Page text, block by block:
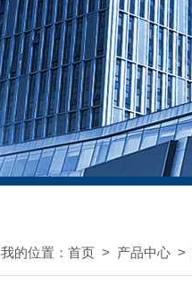
我的位置： 首页 > 产品中心 >